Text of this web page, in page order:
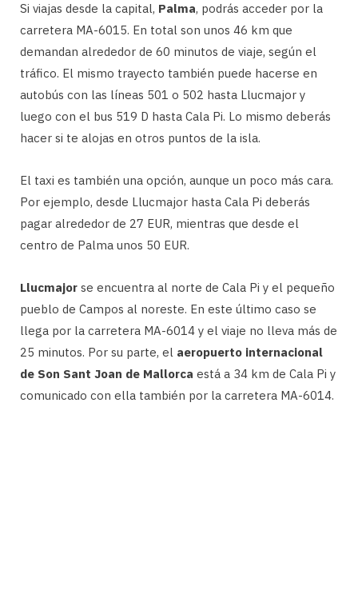
Si viajas desde la capital, Palma, podrás acceder por la
carretera MA-6015. En total son unos 46 km que
demandan alrededor de 60 minutos de viaje, según el
tráfico. El mismo trayecto también puede hacerse en
autobús con las líneas 501 o 502 hasta Llucmajor y
luego con el bus 519 D hasta Cala Pi. Lo mismo deberás
hacer si te alojas en otros puntos de la isla.
El taxi es también una opción, aunque un poco más cara.
Por ejemplo, desde Llucmajor hasta Cala Pi deberás
pagar alrededor de 27 EUR, mientras que desde el
centro de Palma unos 50 EUR.
Llucmajor se encuentra al norte de Cala Pi y el pequeño
pueblo de Campos al noreste. En este último caso se
llega por la carretera MA-6014 y el viaje no lleva más de
25 minutos. Por su parte, el aeropuerto internacional
de Son Sant Joan de Mallorca está a 34 km de Cala Pi y
comunicado con ella también por la carretera MA-6014.